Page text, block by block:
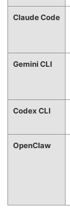
Claude Code
Gemini CLI
Codex CLI
OpenClaw